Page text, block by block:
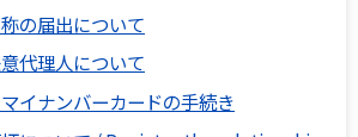
の届出について
代理人について
イナンバーカードの手続き